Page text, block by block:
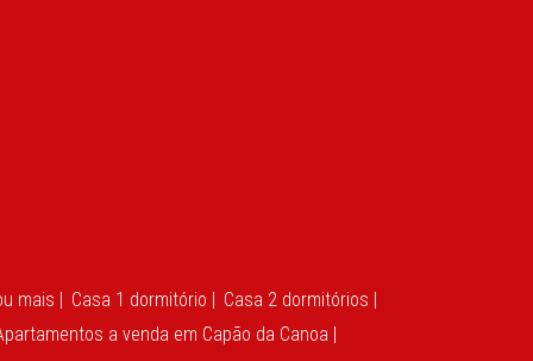
mais | Casa 1 dormitório | Casa 2 dormitórios |
a venda em Capão da Canoa |